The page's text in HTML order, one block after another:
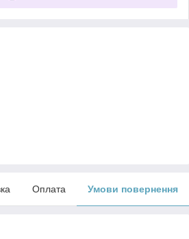
Оплата Умови повернення